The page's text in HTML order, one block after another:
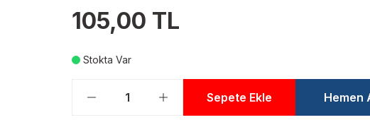
105,00 TL
Stokta Var
Sepete Ekle Hemen